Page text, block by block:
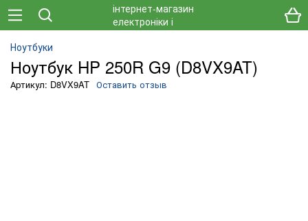
Ноутбуки
Ноутбук HP 250R G9 (D8VX9AT)
Артикул: D8VX9AT Оставить отзыв